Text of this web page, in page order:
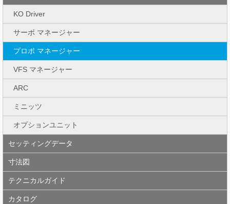
KO Driver
サーボ マネージャー
プロポ マネージャー
VFS マネージャー
ARC
ミニッツ
オプションユニット
セッティングデータ
寸法図
テクニカルガイド
カタログ